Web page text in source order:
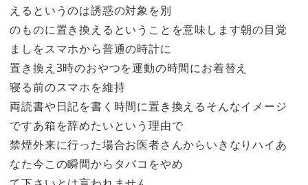
えるというのは誘惑の対象を別
のものに置き換えるということを意味します朝の目覚
ましをスマホから普通の時計に
置き換え3時のおやつを運動の時間にお着替え
寝る前のスマホを維持
両読書や日記を書く時間に置き換えるそんなイメージ
ですあ箱を辞めたいという理由で
禁煙外来に行った場合お医者さんからいきなりハイあ
なた今この瞬間からタバコをやめ